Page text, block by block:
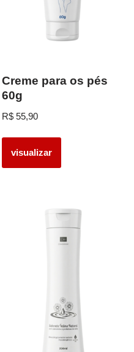
Creme para os pés
60g
R$ 55,90
visualizar